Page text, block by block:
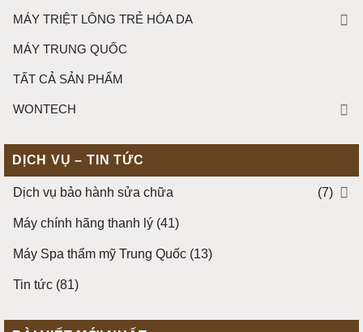
MÁY TRIỆT LÔNG TRẺ HÓA DA
MÁY TRUNG QUỐC
TẤT CẢ SẢN PHẨM
WONTECH
DỊCH VỤ – TIN TỨC
Dịch vụ bảo hành sửa chữa (7)
Máy chính hãng thanh lý (41)
Máy Spa thẩm mỹ Trung Quốc (13)
Tin tức (81)